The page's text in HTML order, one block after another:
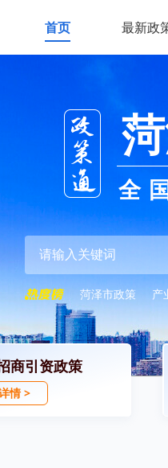
首页 最新政
全
菏泽市政策 产
商引资政策
情 >